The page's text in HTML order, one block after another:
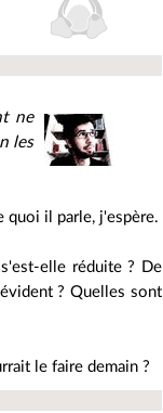
ne
les
quoi il parle, j'espère.
elle réduite ? De
? Quelles sont
le faire demain ?